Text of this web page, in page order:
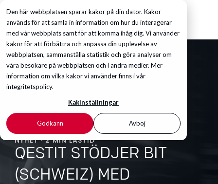
Den här webbplatsen sparar kakor på din dator. Kakor
används för att samla in information om hur du interagerar
med vår webbplats samt för att komma ihåg dig. Vi använder
kakor för att förbättra och anpassa din upplevelse av
webbplatsen, sammanställa statistik och göra analyser om
våra besökare på webbplatsen och i andra medier. Mer
information om vilka kakor vi använder finns i vår
integritetspolicy.
Kakinställningar
Godkänn Avböj
NYHET · 2 MIN LÄSTID
QESTIT STÖDJER BIT
(SCHWEIZ) MED